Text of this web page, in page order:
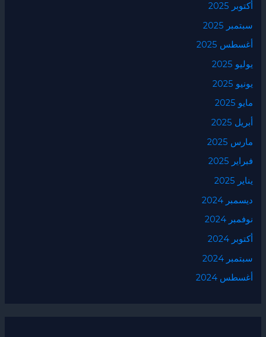
أكتوبر 2025
سبتمبر 2025
أغسطس 2025
يوليو 2025
يونيو 2025
مايو 2025
أبريل 2025
مارس 2025
فبراير 2025
يناير 2025
ديسمبر 2024
نوفمبر 2024
أكتوبر 2024
سبتمبر 2024
أغسطس 2024